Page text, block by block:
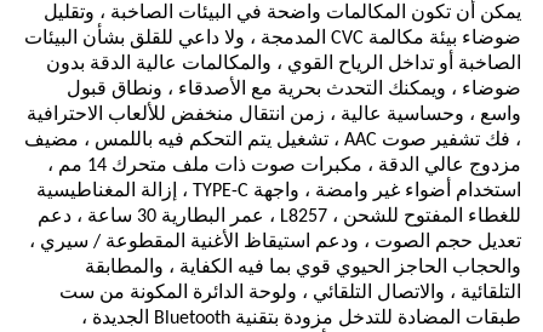
يمكن أن تكون المكالمات واضحة في البيئات الصاخبة ، وتقليل
ضوضاء بيئة مكالمة CVC المدمجة ، ولا داعي للقلق بشأن البيئات
الصاخبة أو تداخل الرياح القوي ، والمكالمات عالية الدقة بدون
ضوضاء ، ويمكنك التحدث بحرية مع الأصدقاء ، ونطاق قبول
واسع ، وحساسية عالية ، زمن انتقال منخفض للألعاب الاحترافية
، فك تشفير صوت AAC ، تشغيل يتم التحكم فيه باللمس ، مضيف
مزدوج عالي الدقة ، مكبرات صوت ذات ملف متحرك 14 مم ،
استخدام أضواء غير وامضة ، واجهة TYPE-C ، إزالة المغناطيسية
للغطاء المفتوح للشحن ، L8257 ، عمر البطارية 30 ساعة ، دعم
تعديل حجم الصوت ، ودعم استيقاظ الأغنية المقطوعة / سيري ،
والحجاب الحاجز الحيوي قوي بما فيه الكفاية ، والمطابقة
التلقائية ، والاتصال التلقائي ، ولوحة الدائرة المكونة من ست
طبقات المضادة للتدخل مزودة بتقنية Bluetooth الجديدة ،